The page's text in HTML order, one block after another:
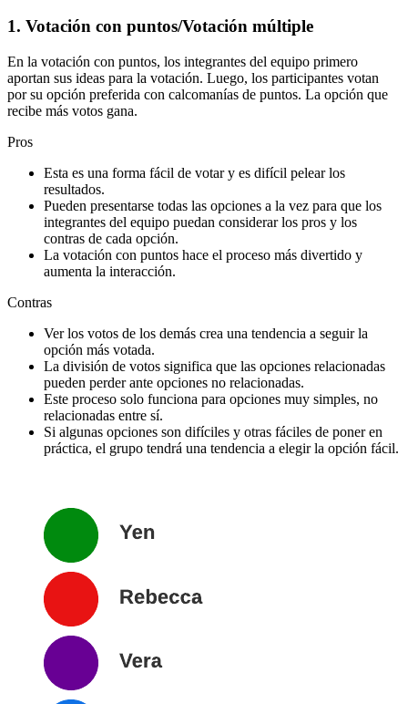
1. Votación con puntos/Votación múltiple
En la votación con puntos, los integrantes del equipo primero
aportan sus ideas para la votación. Luego, los participantes votan
por su opción preferida con calcomanías de puntos. La opción que
recibe más votos gana.
Pros
Esta es una forma fácil de votar y es difícil pelear los
resultados.
Pueden presentarse todas las opciones a la vez para que los
integrantes del equipo puedan considerar los pros y los
contras de cada opción.
La votación con puntos hace el proceso más divertido y
aumenta la interacción.
Contras
Ver los votos de los demás crea una tendencia a seguir la
opción más votada.
La división de votos significa que las opciones relacionadas
pueden perder ante opciones no relacionadas.
Este proceso solo funciona para opciones muy simples, no
relacionadas entre sí.
Si algunas opciones son difíciles y otras fáciles de poner en
práctica, el grupo tendrá una tendencia a elegir la opción fácil.